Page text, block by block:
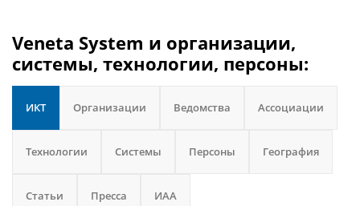
Veneta System и организации,
системы, технологии, персоны:
ИКТ Организации Ведомства Ассоциации
Технологии Системы Персоны География
Статьи Пресса ИАА